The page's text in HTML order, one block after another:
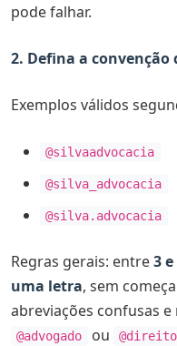
pode falhar.
2. Defina a convenção
Exemplos válidos
@silvaadvocacia
@silva_advocacia
@silva.advocacia
Regras gerais: entre3
uma letra, sem
abreviações confusas
@advogado ou @direito